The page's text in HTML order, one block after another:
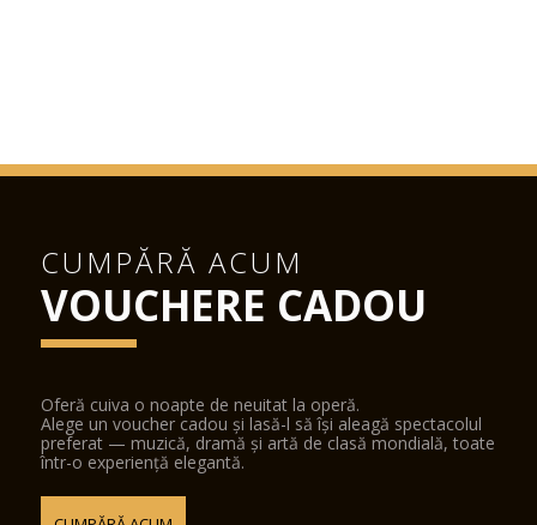
CUMPĂRĂ ACUM
VOUCHERE CADOU
Oferă cuiva o noapte de neuitat la operă.
Alege un voucher cadou și lasă-l să își aleagă spectacolul
preferat — muzică, dramă și artă de clasă mondială, toate
într-o experiență elegantă.